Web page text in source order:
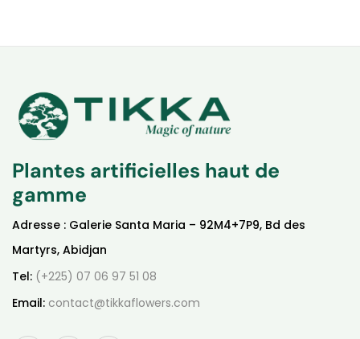
Plantes artificielles haut de
gamme
Adresse : Galerie Santa Maria – 92M4+7P9, Bd des
Martyrs, Abidjan
Tel: (+225) 07 06 97 51 08
Email: contact@tikkaflowers.com